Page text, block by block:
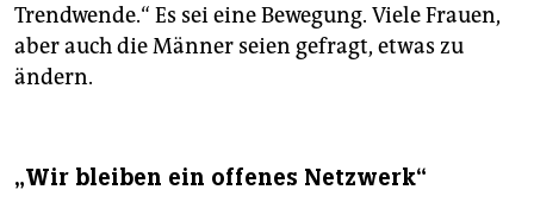
Trendwende.“ Es sei eine Bewegung. Viele Frauen,
aber auch die Männer seien gefragt, etwas zu
ändern.
„Wir bleiben ein offenes Netzwerk“